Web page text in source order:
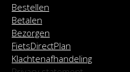
Bestellen
Betalen
Bezorgen
FietsDirectPlan
Klachtenafhandeling